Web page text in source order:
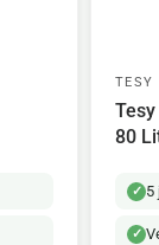
TESY
80
5